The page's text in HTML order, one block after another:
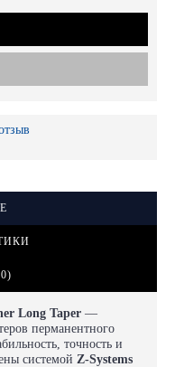
Long Taper —
перманентного
точность и
системой Z-Systems